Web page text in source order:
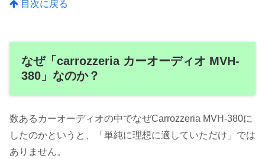
目次に戻る
なぜ「carrozzeria カーオーディオ MVH-
380」なのか？
数あるカーオーディオの中でなぜCarrozzeria MVH-380に
したのかというと、「単純に理想に適していただけ」では
ありません。